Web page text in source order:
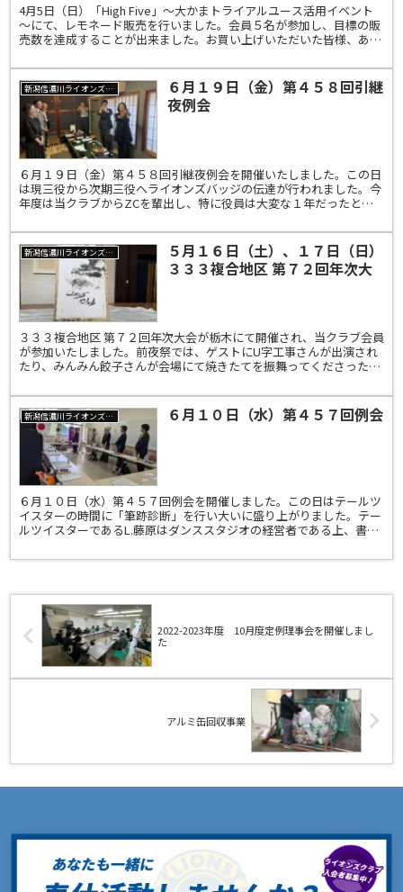
4月5日（日）「High Five」～大かまトライアルユース活用イベント
～にて、レモネード販売を行いました。会員５名が参加し、目標の販
売数を達成することが出来ました。お買い上げいただいた皆様、あり
新潟信濃川ライオンズクラブ
６月１９日（金）第４５８回引継
夜例会
６月１９日（金）第４５８回引継夜例会を開催いたしました。この日
は現三役から次期三役へライオンズバッジの伝達が行われました。今
年度は当クラブからZCを輩出し、特に役員は大変な１年だったと思
新潟信濃川ライオンズクラブ
５月１６日（土）、１７日（日）
３３３複合地区 第７２回年次大
３３３複合地区 第７２回年次大会が栃木にて開催され、当クラブ会員
が参加いたしました。前夜祭では、ゲストにU字工事さんが出演され
たり、みんみん餃子さんが会場にて焼きたてを振舞ってくださったり
新潟信濃川ライオンズクラブ ６月１０日（水）第４５７回例会
６月１０日（水）第４５７回例会を開催しました。この日はテールツ
イスターの時間に「筆跡診断」を行い大いに盛り上がりました。テー
ルツイスターであるL.藤原はダンススタジオの経営者である上、書道
2022-2023年度 10月度定例理事会を開催しまし
た
アルミ缶回収事業